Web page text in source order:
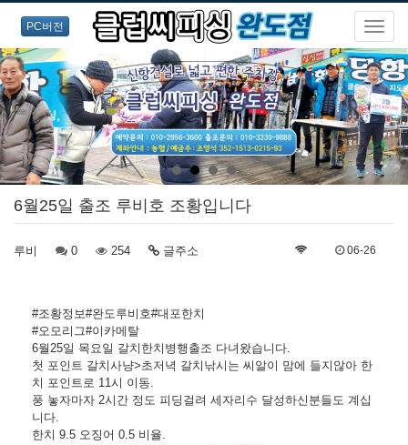
PC버전
6월25일 출조 루비호 조황입니다
루비 0 254 글주소 06-26
#조황정보#완도루비호#대포한치
#오모리그#이카메탈
6월25일 목요일 갈치한치병행출조 다녀왔습니다.
첫 포인트 갈치사냥>초저녁 갈치낚시는 씨알이 맘에 들지않아 한
치 포인트로 11시 이동.
풍 놓자마자 2시간 정도 피딩걸려 세자리수 달성하신분들도 계십
니다.
한치 9.5 오징어 0.5 비율.